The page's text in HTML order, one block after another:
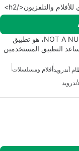
FilmPlus: الأفلام والعروض التلفزيونية، من NOT A NUM LTD، هو تطبيق
التطبيق المستخدمين
أندرويدأفلام ومسلسلات